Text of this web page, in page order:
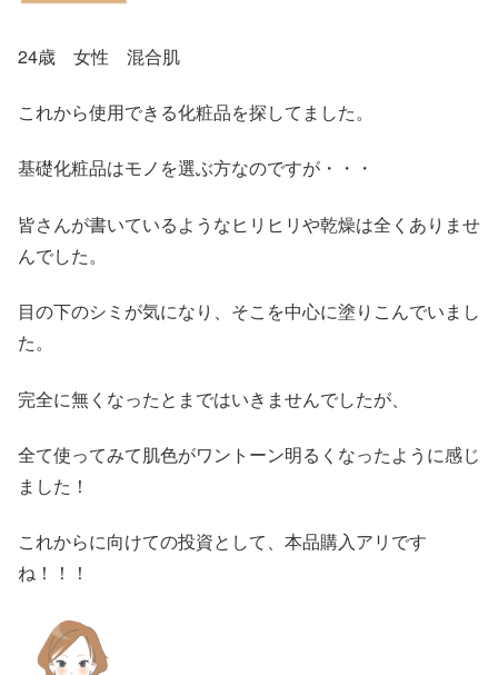
24歳 女性 混合肌
これから使用できる化粧品を探してました。
基礎化粧品はモノを選ぶ方なのですが・・・
皆さんが書いているようなヒリヒリや乾燥は全くありませ
んでした。
目の下のシミが気になり、そこを中心に塗りこんでいまし
た。
完全に無くなったとまではいきませんでしたが、
全て使ってみて肌色がワントーン明るくなったように感じ
ました！
これからに向けての投資として、本品購入アリです
ね！！！